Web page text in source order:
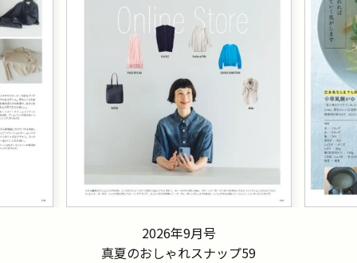
2026年9月号
真夏のおしゃれスナップ59